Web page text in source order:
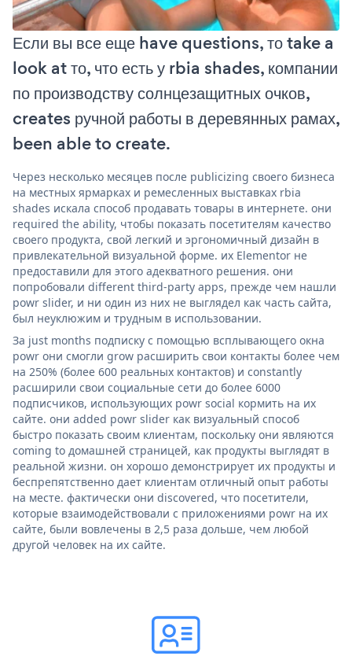
Если вы все еще have questions, то take a
look at то, что есть у rbia shades, компании
по производству солнцезащитных очков,
creates ручной работы в деревянных рамах,
been able to create.
Через несколько месяцев после publicizing своего бизнеса
на местных ярмарках и ремесленных выставках rbia
shades искала способ продавать товары в интернете. они
required the ability, чтобы показать посетителям качество
своего продукта, свой легкий и эргономичный дизайн в
привлекательной визуальной форме. их Elementor не
предоставили для этого адекватного решения. они
попробовали different third-party apps, прежде чем нашли
powr slider, и ни один из них не выглядел как часть сайта,
был неуклюжим и трудным в использовании.
За just months подписку с помощью всплывающего окна
powr они смогли grow расширить свои контакты более чем
на 250% (более 600 реальных контактов) и constantly
расширили свои социальные сети до более 6000
подписчиков, использующих powr social кормить на их
сайте. они added powr slider как визуальный способ
быстро показать своим клиентам, поскольку они являются
coming to домашней страницей, как продукты выглядят в
реальной жизни. он хорошо демонстрирует их продукты и
беспрепятственно дает клиентам отличный опыт работы
на месте. фактически они discovered, что посетители,
которые взаимодействовали с приложениями powr на их
сайте, были вовлечены в 2,5 раза дольше, чем любой
другой человек на их сайте.